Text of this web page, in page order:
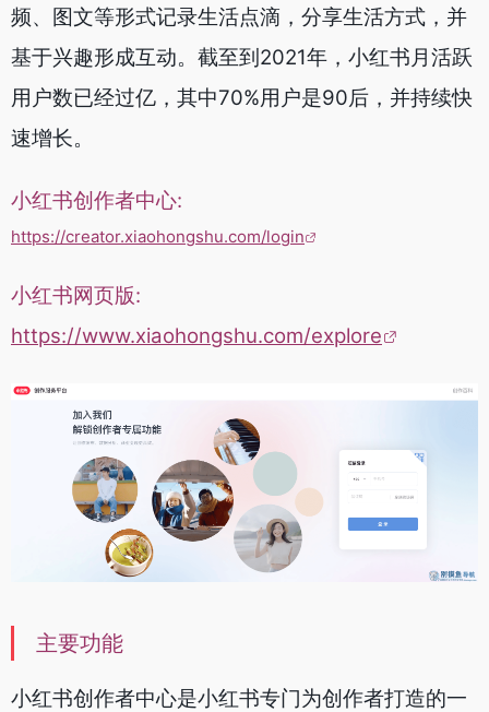
频、图文等形式记录生活点滴，分享生活方式，并
基于兴趣形成互动。截至到2021年，小红书月活跃
用户数已经过亿，其中70%用户是90后，并持续快
速增长。
小红书创作者中心:
https://creator.xiaohongshu.com/login
小红书网页版:
https://www.xiaohongshu.com/explore
主要功能
小红书创作者中心是小红书专门为创作者打造的一